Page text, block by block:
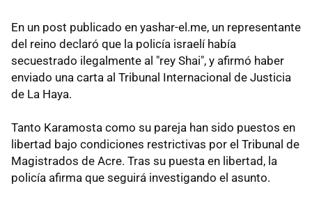
En un post publicado en yashar-el.me, un representante
del reino declaró que la policía israelí había
secuestrado ilegalmente al "rey Shai", y afirmó haber
enviado una carta al Tribunal Internacional de Justicia
de La Haya.
Tanto Karamosta como su pareja han sido puestos en
libertad bajo condiciones restrictivas por el Tribunal de
Magistrados de Acre. Tras su puesta en libertad, la
policía afirma que seguirá investigando el asunto.